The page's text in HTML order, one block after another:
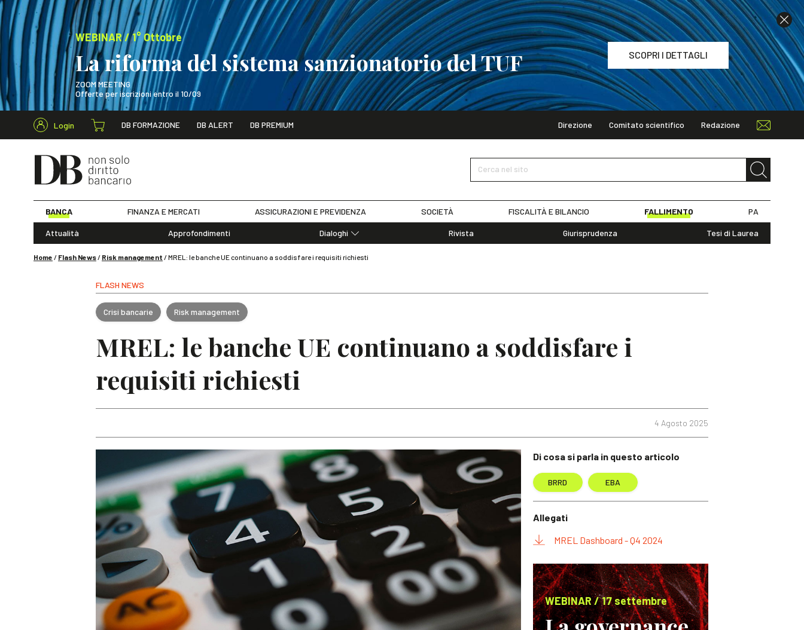
WEBINAR / 1° Ottobre
La riforma del sistema sanzionatorio del TUF
ZOOM MEETING
Offerte per iscrizioni entro il 10/09
SCOPRI I DETTAGLI
WEBINAR / 1° Ottobre
Login DB FORMAZIONE DB ALERT DB PREMIUM Direzione Comitato scientifico Redazione
Cerca nel sito
BANCA FINANZA E MERCATI ASSICURAZIONI E PREVIDENZA SOCIETÀ FISCALITÀ E BILANCIO FALLIMENTO PA
Attualità Approfondimenti
Dialoghi
Rivista Giurisprudenza Tesi di Laurea
Home / Flash News/ Risk management /MREL: le banche UE continuano a soddisfare i requisiti richiesti
FLASH NEWS
Crisi bancarie Risk management
MREL: le banche UE continuano a soddisfare i
requisiti richiesti
4 Agosto 2025
Di cosa si parla in questo articolo
BRRD EBA
Allegati
MREL Dashboard - Q4 2024
WEBINAR / 17 settembre